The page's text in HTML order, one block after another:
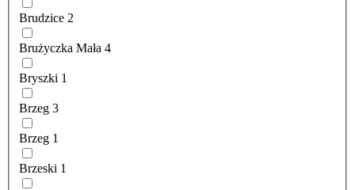
Brudzice 2
Brużyczka Mała 4
Bryszki 1
Brzeg 3
Brzeg 1
Brzeski 1